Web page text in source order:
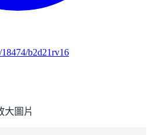
b2d21rv16
大圖片